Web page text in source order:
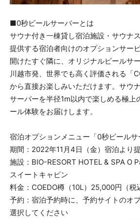
■0秒ビールサーバーとは
サウナ付き一棟貸し宿泊施設・サウナ
提供する宿泊者向けのオプションサー
開けたすぐ隣に、オリジナルビールサ
川越市発、世界でも高く評価される「
から直接お楽しみいただけます。サウ
サーバーを半径1m以内で楽しめる極上
ール体験をお届けします。
宿泊オプションメニュー「0秒ビールサ
期間：2022年11月4日（金）宿泊より
施設：BIO-RESORT HOTEL & SPA O
スイートキャビン
料金：COEDO樽（10L）25,000円（税
予約：宿泊予約時に、予約サイトのオ
選択してください